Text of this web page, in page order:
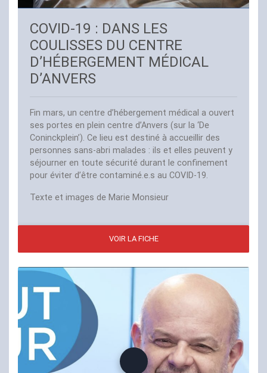
COVID-19 : DANS LES
COULISSES DU CENTRE
D’HÉBERGEMENT MÉDICAL
D’ANVERS
Fin mars, un centre d’hébergement médical a ouvert
ses portes en plein centre d’Anvers (sur la ‘De
Coninckplein’). Ce lieu est destiné à accueillir des
personnes sans-abri malades : ils et elles peuvent y
séjourner en toute sécurité durant le confinement
pour éviter d’être contaminé.e.s au COVID-19.
Texte et images de Marie Monsieur
VOIR LA FICHE